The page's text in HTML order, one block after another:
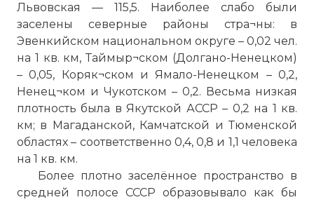
Львовская — 115,5. Наиболее слабо были
заселены северные районы стра¬ны: в
Эвенкийском национальном округе – 0,02 чел.
на 1 кв. км, Таймыр¬ском (Долгано-Ненецком)
– 0,05, Коряк¬ском и Ямало-Ненецком – 0,2,
Ненец¬ком и Чукотском – 0,2. Весьма низкая
плотность была в Якутской АССР – 0,2 на 1 кв.
км; в Магаданской, Камчатской и Тюменской
областях – соответственно 0,4, 0,8 и 1,1 человека
на 1 кв. км.
Более плотно заселённое пространство в
средней полосе СССР образовывало как бы